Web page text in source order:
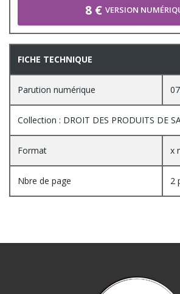
8 € VERSION
FICHE TECHNIQUE
Parution numérique
Collection : DROIT DES PRODUITS DE
Format x
Nbre de page 2